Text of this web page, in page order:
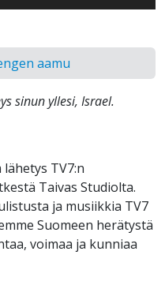
aamu
sinun yllesi, Israel.
TV7:n
Taivas Studiolta.
ja musiikkia TV7
Suomeen herätystä
voimaa ja kunniaa